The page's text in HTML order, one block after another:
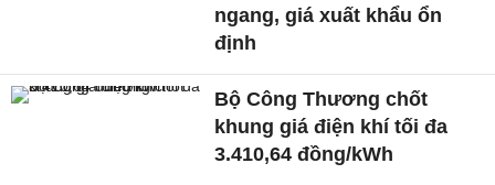
ngang, giá xuất khẩu ổn
định
Bộ Công Thương chốt
khung giá điện khí tối đa
3.410,64 đồng/kWh